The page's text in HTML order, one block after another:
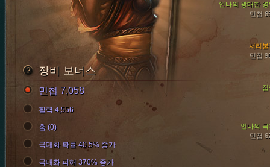
인나의 광대한 영
민첩
서리불
민첩
인나의 극
민첩
장비 보너스
민첩 7,058
활력 4,556
홈 (0)
극대화 확률 40.5% 증가
극대화 피해 370% 증가